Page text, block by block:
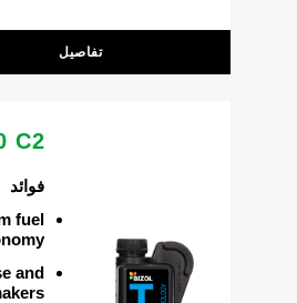
تفاصيل
C2
فوائد
fuel
and